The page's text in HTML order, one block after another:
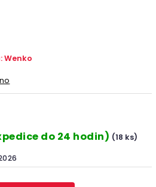
Wenko
do 24 hodin) (18 ks)